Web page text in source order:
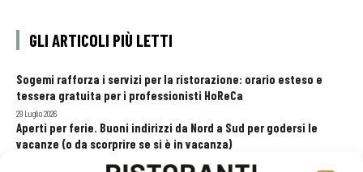
GLI ARTICOLI PIÙ LETTI
Sogemi rafforza i servizi per la ristorazione: orario esteso e
tessera gratuita per i professionisti HoReCa
29 Luglio 2026
Aperti per ferie. Buoni indirizzi da Nord a Sud per godersi le
vacanze (o da scorprire se si è in vacanza)